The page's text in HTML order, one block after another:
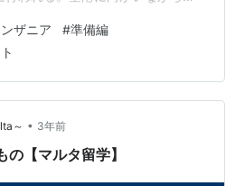
早く入ろう。 何度も旅立ってい
回手書きで前回のことを思い出
この令和の世の中で、手書きの旅
いる人はどれくらいいるんだろう
てもいいが、どこに仕舞ったか
見える。とりあえ…
ザニア #準備編
～ • 3年前
【マルタ留学】